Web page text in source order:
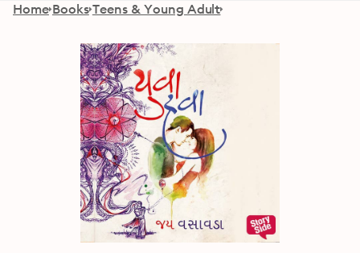
Home Books Teens & Young Adult